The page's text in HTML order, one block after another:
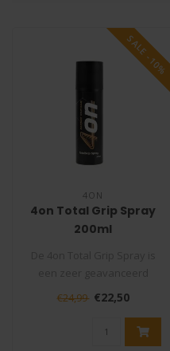
SALE -10%
4ON
4on Total Grip Spray
200ml
antislipspray voor op de
grip da..
€24,99 €22,50